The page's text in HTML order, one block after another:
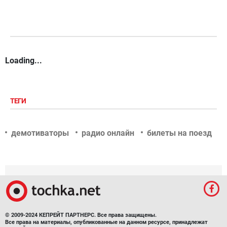
Loading...
ТЕГИ
демотиваторы радио онлайн билеты на поезд
© 2009-2024 КЕПРЕЙТ ПАРТНЕРС. Все права защищены.
Все права на материалы, опубликованные на данном ресурсе, принадлежат